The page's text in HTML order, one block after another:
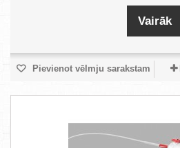
Vairāk
Pievienot vēlmju sarakstam